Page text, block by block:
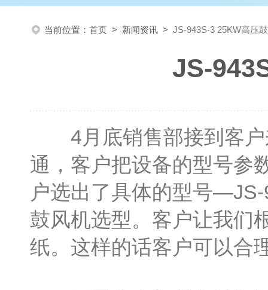
当前位置： 首页 > 新闻资讯 > JS-943S-3 25KW高压
JS-
4月底销售部接到客户
通，客户把设备的型号参
户选出了具体的型号
鼓风机选型。客户让我们
纸。这样的话客户可以合